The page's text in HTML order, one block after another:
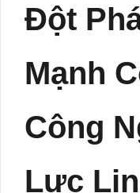
Đột
Mạnh
Công
Lực